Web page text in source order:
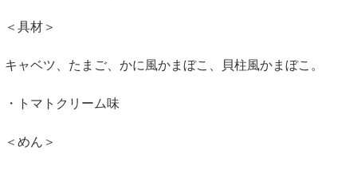
＜具材＞
キャベツ、たまご、かに風かまぼこ、貝柱風かまぼこ。
・トマトクリーム味
＜めん＞